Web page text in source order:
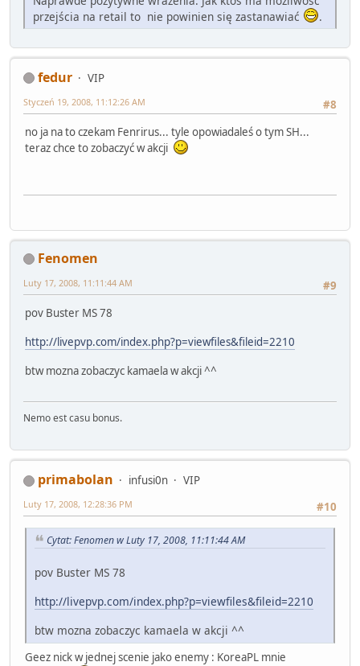
przejścia na retail to nie powinien się zastanawiać
.
fedur
VIP
#8
Styczeń 19, 2008, 11:12:26 AM
no ja na to czekam Fenrirus... tyle opowiadaleś o tym SH...
teraz chce to zobaczyć w akcji
Fenomen
#9
Luty 17, 2008, 11:11:44 AM
pov Buster MS 78
http://livepvp.com/index.php?p=viewfiles&fileid=2210
btw mozna zobaczyc kamaela w akcji ^^
Nemo est casu bonus.
primabolan infusi0n
VIP
#10
Luty 17, 2008, 12:28:36 PM
Cytat: Fenomen w Luty 17, 2008, 11:11:44 AM
pov Buster MS 78
http://livepvp.com/index.php?p=viewfiles&fileid=2210
btw mozna zobaczyc kamaela w akcji ^^
Geez nick w jednej scenie jako enemy : KoreaPL mnie